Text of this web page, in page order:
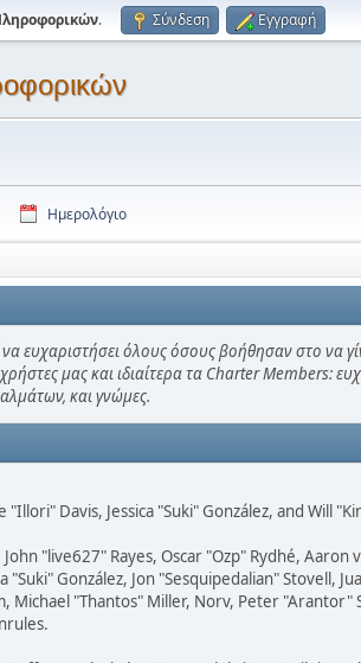
. Σύνδεση Εγγραφή
Ημερολόγιο
ευχαριστήσει όλους όσους βοήθησαν στο να
μας και ιδιαίτερα τα Charter Members:
και γνώμες.
Davis, Jessica "Suki" González, and Will
John "live627" Rayes, Oscar "Ozp" Rydhé,
"Suki" González, Jon "Sesquipedalian"
Michael "Thantos" Miller, Norv, Peter